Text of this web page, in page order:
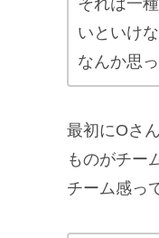
いといけ
なんか思
最初にOさ
ものがチー
チーム感っ